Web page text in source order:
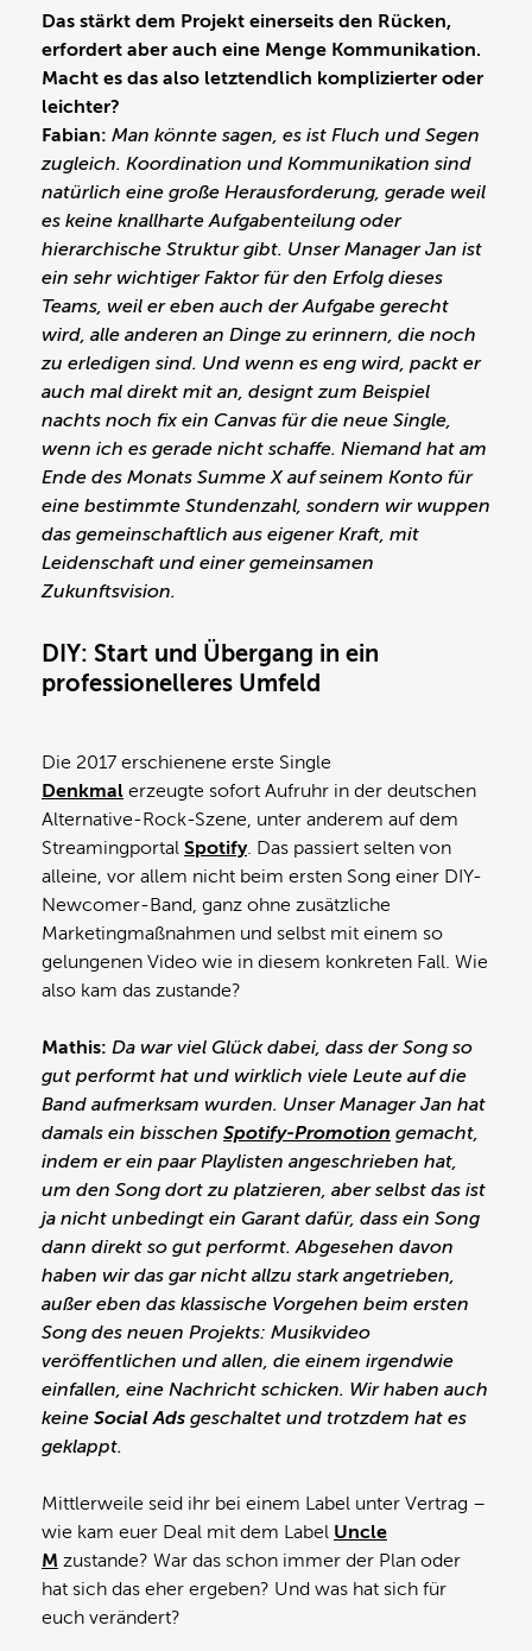
Das stärkt dem Projekt einerseits den Rücken,
erfordert aber auch eine Menge Kommunikation.
Macht es das also letztendlich komplizierter oder
leichter?
Fabian: Man könnte sagen, es ist Fluch und Segen
zugleich. Koordination und Kommunikation sind
natürlich eine große Herausforderung, gerade weil
es keine knallharte Aufgabenteilung oder
hierarchische Struktur gibt. Unser Manager Jan ist
ein sehr wichtiger Faktor für den Erfolg dieses
Teams, weil er eben auch der Aufgabe gerecht
wird, alle anderen an Dinge zu erinnern, die noch
zu erledigen sind. Und wenn es eng wird, packt er
auch mal direkt mit an, designt zum Beispiel
nachts noch fix ein Canvas für die neue Single,
wenn ich es gerade nicht schaffe. Niemand hat am
Ende des Monats Summe X auf seinem Konto für
eine bestimmte Stundenzahl, sondern wir wuppen
das gemeinschaftlich aus eigener Kraft, mit
Leidenschaft und einer gemeinsamen
Zukunftsvision.
DIY: Start und Übergang in ein
professionelleres Umfeld
Die 2017 erschienene erste Single
Denkmal erzeugte sofort Aufruhr in der deutschen
Alternative-Rock-Szene, unter anderem auf dem
Streamingportal Spotify. Das passiert selten von
alleine, vor allem nicht beim ersten Song einer DIY-
Newcomer-Band, ganz ohne zusätzliche
Marketingmaßnahmen und selbst mit einem so
gelungenen Video wie in diesem konkreten Fall. Wie
also kam das zustande?
Mathis: Da war viel Glück dabei, dass der Song so
gut performt hat und wirklich viele Leute auf die
Band aufmerksam wurden. Unser Manager Jan hat
damals ein bisschen Spotify-Promotion gemacht,
indem er ein paar Playlisten angeschrieben hat,
um den Song dort zu platzieren, aber selbst das ist
ja nicht unbedingt ein Garant dafür, dass ein Song
dann direkt so gut performt. Abgesehen davon
haben wir das gar nicht allzu stark angetrieben,
außer eben das klassische Vorgehen beim ersten
Song des neuen Projekts: Musikvideo
veröffentlichen und allen, die einem irgendwie
einfallen, eine Nachricht schicken. Wir haben auch
keine Social Ads geschaltet und trotzdem hat es
geklappt.
Mittlerweile seid ihr bei einem Label unter Vertrag –
wie kam euer Deal mit dem Label Uncle
M zustande? War das schon immer der Plan oder
hat sich das eher ergeben? Und was hat sich für
euch verändert?